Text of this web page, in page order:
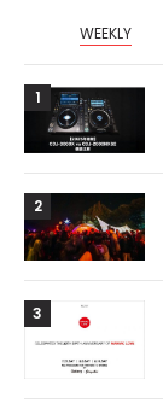
WEEKLY
1
2
3